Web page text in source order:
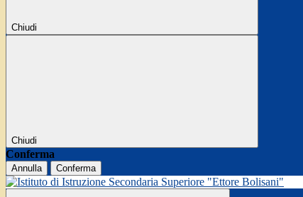
Chiudi
Chiudi
Conferma
Annulla Conferma